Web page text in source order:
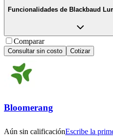
Funcionalidades de Blackbaud
Comparar
Consultar sin costo Cotizar
Bloomerang
Aún sin calificaciónEscribe la